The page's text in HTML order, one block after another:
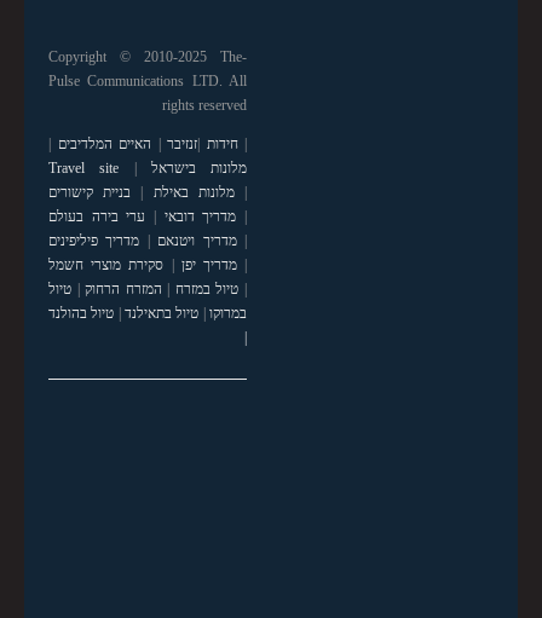
Copyright © 2010-2025 The-
Pulse Communications LTD. All
rights reserved
|חידות |זנזיבר | האיים המלדיבים |
מלונות בישראל |
Travel site
|מלונות באילת | בניית קישורים
| מדריך דובאי | ערי בירה בעולם
|מדריך ויטנאם | מדריך פיליפינים
|מדריך יפן | סקירת מוצרי חשמל
| טיול במזרח | המזרח הרחוק| טיול
במרוקו| טיול בתאילנד| טיול בהולנד
|